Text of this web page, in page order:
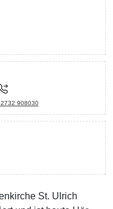
908030
St. Ulrich